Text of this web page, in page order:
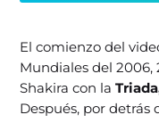
El comienzo del
Mundiales del 2006,
Shakira con la
Después, por